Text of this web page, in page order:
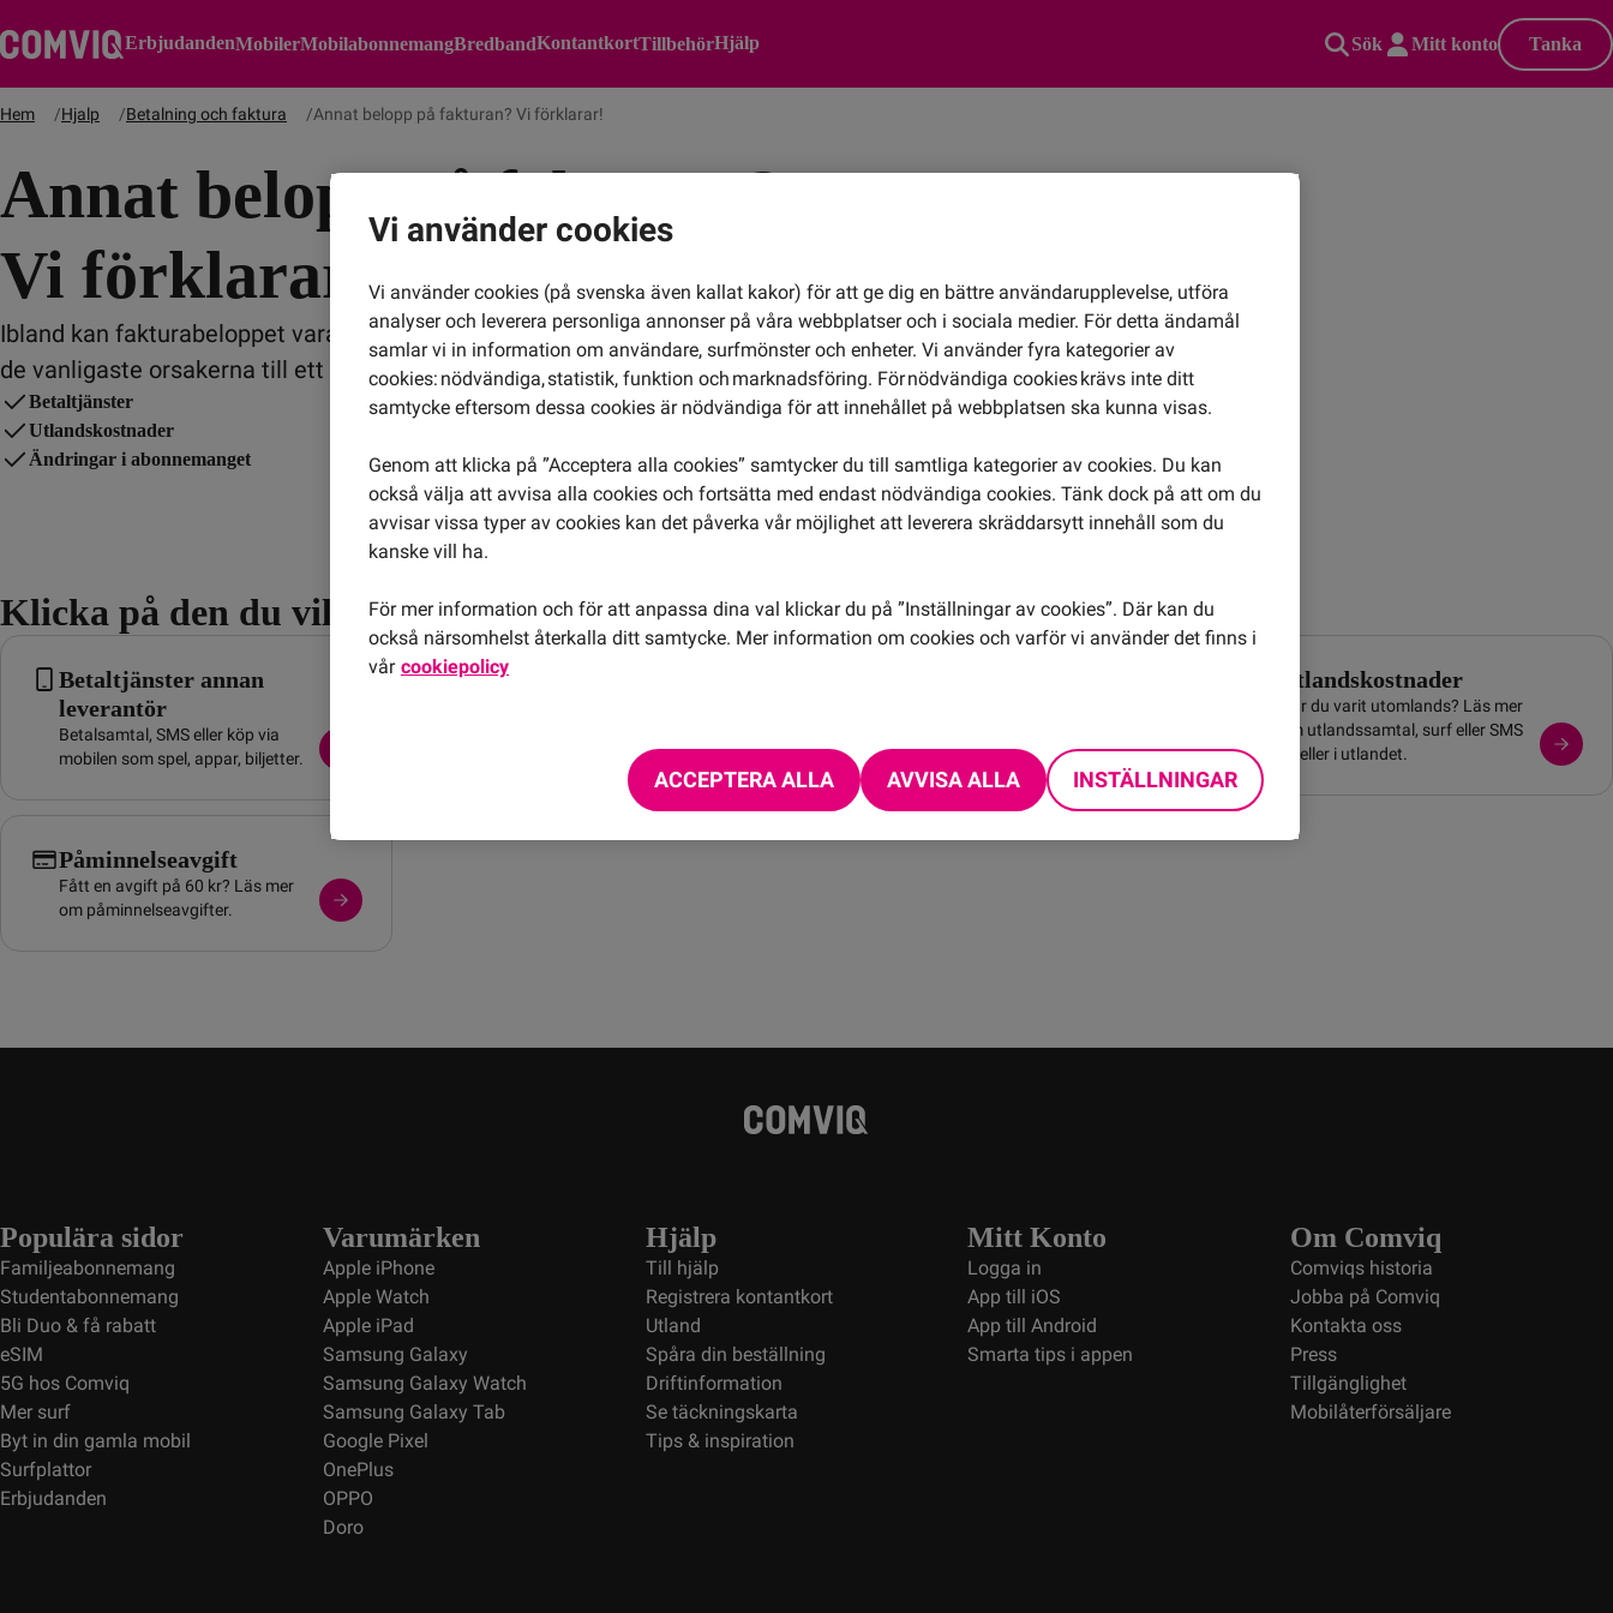
ErbjudandenMobilerMobilabonnemangBredbandKontantkortTillbehörHjälp Sök Mitt konto Tanka
Hem Hjalp Betalning och faktura Annat belopp på fakturan? Vi förklarar!
Annat belopp på fakturan?
Vi förklarar!
Ibland kan fakturabeloppet vara högre eller lägre än vanligt. Här har vi samlat
Betaltjänster
Utlandskostnader
Ändringar i abonnemanget
Klicka på den du vill läsa mer om
Betaltjänster annan
leverantör
Betalsamtal, SMS eller köp via
mobilen som spel, appar, biljetter.
Ändringar i ditt
synas på fakturan. Läs mer här!
synas på fakturan. Vi förklarar!
Utlandskostnader
Har du varit utomlands? Läs mer
om utlandssamtal, surf eller SMS
till eller i utlandet.
Påminnelseavgift
Fått en avgift på 60 kr? Läs mer
om påminnelseavgifter.
Populära sidor
Familjeabonnemang
Studentabonnemang
Bli Duo & få rabatt
eSIM
5G hos Comviq
Mer surf
Byt in din gamla mobil
Surfplattor
Erbjudanden
Varumärken
Apple iPhone
Apple Watch
Apple iPad
Samsung Galaxy
Samsung Galaxy Watch
Samsung Galaxy Tab
Google Pixel
OnePlus
OPPO
Doro
Hjälp
Till hjälp
Registrera kontantkort
Utland
Spåra din beställning
Driftinformation
Se täckningskarta
Tips & inspiration
Mitt Konto
Logga in
App till iOS
App till Android
Smarta tips i appen
Om Comviq
Comviqs historia
Jobba på Comviq
Kontakta oss
Press
Tillgänglighet
Mobilåterförsäljare
Vi använder cookies
Vi använder cookies (på svenska även kallat kakor) för att ge dig en bättre användarupplevelse, utföra
analyser och leverera personliga annonser på våra webbplatser och i sociala medier. För detta ändamål
samlar vi in information om användare, surfmönster och enheter. Vi använder fyra kategorier av
cookies: nödvändiga, statistik, funktion och marknadsföring. För nödvändiga cookies krävs inte ditt
samtycke eftersom dessa cookies är nödvändiga för att innehållet på webbplatsen ska kunna visas.
Genom att klicka på ”Acceptera alla cookies” samtycker du till samtliga kategorier av cookies. Du kan
också välja att avvisa alla cookies och fortsätta med endast nödvändiga cookies. Tänk dock på att om du
avvisar vissa typer av cookies kan det påverka vår möjlighet att leverera skräddarsytt innehåll som du
kanske vill ha.
För mer information och för att anpassa dina val klickar du på ”Inställningar av cookies”. Där kan du
också närsomhelst återkalla ditt samtycke. Mer information om cookies och varför vi använder det finns i
vår cookiepolicy
ACCEPTERA ALLA AVVISA ALLA INSTÄLLNINGAR